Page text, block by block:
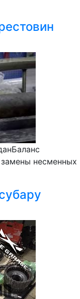
несменных